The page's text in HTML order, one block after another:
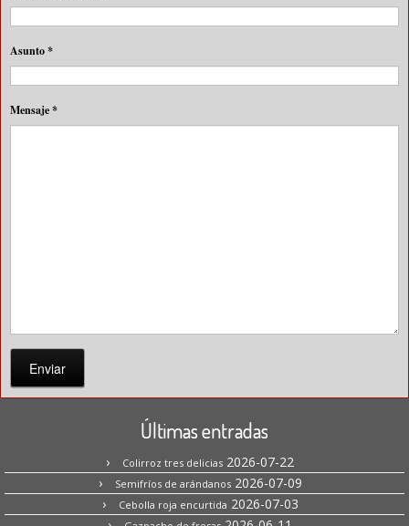
Asunto*
Mensaje*
Enviar
Últimas entradas
Colirroz tres delicias 2026-07-22
Semifríos de arándanos 2026-07-09
Cebolla roja encurtida 2026-07-03